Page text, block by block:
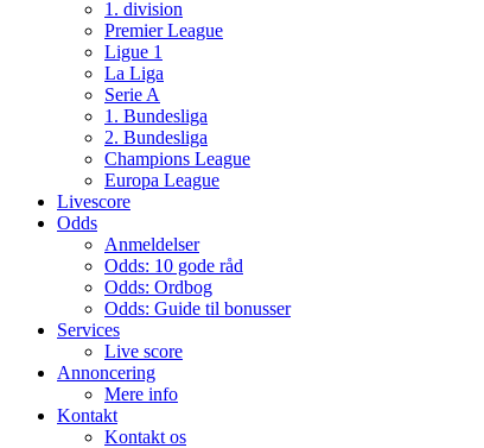
1. division
Premier League
Ligue 1
La Liga
Serie A
1. Bundesliga
2. Bundesliga
Champions League
Europa League
Livescore
Odds
Anmeldelser
Odds: 10 gode råd
Odds: Ordbog
Odds: Guide til bonusser
Services
Live score
Annoncering
Mere info
Kontakt
Kontakt os